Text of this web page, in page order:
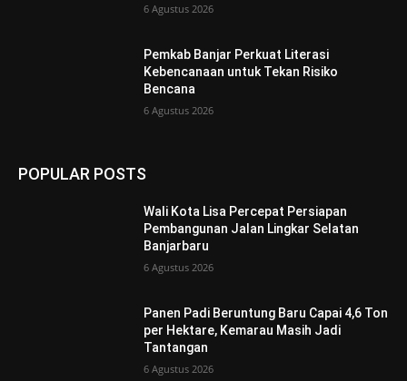
6 Agustus 2026
Pemkab Banjar Perkuat Literasi
Kebencanaan untuk Tekan Risiko
Bencana
6 Agustus 2026
POPULAR POSTS
Wali Kota Lisa Percepat Persiapan
Pembangunan Jalan Lingkar Selatan
Banjarbaru
6 Agustus 2026
Panen Padi Beruntung Baru Capai 4,6 Ton
per Hektare, Kemarau Masih Jadi
Tantangan
6 Agustus 2026